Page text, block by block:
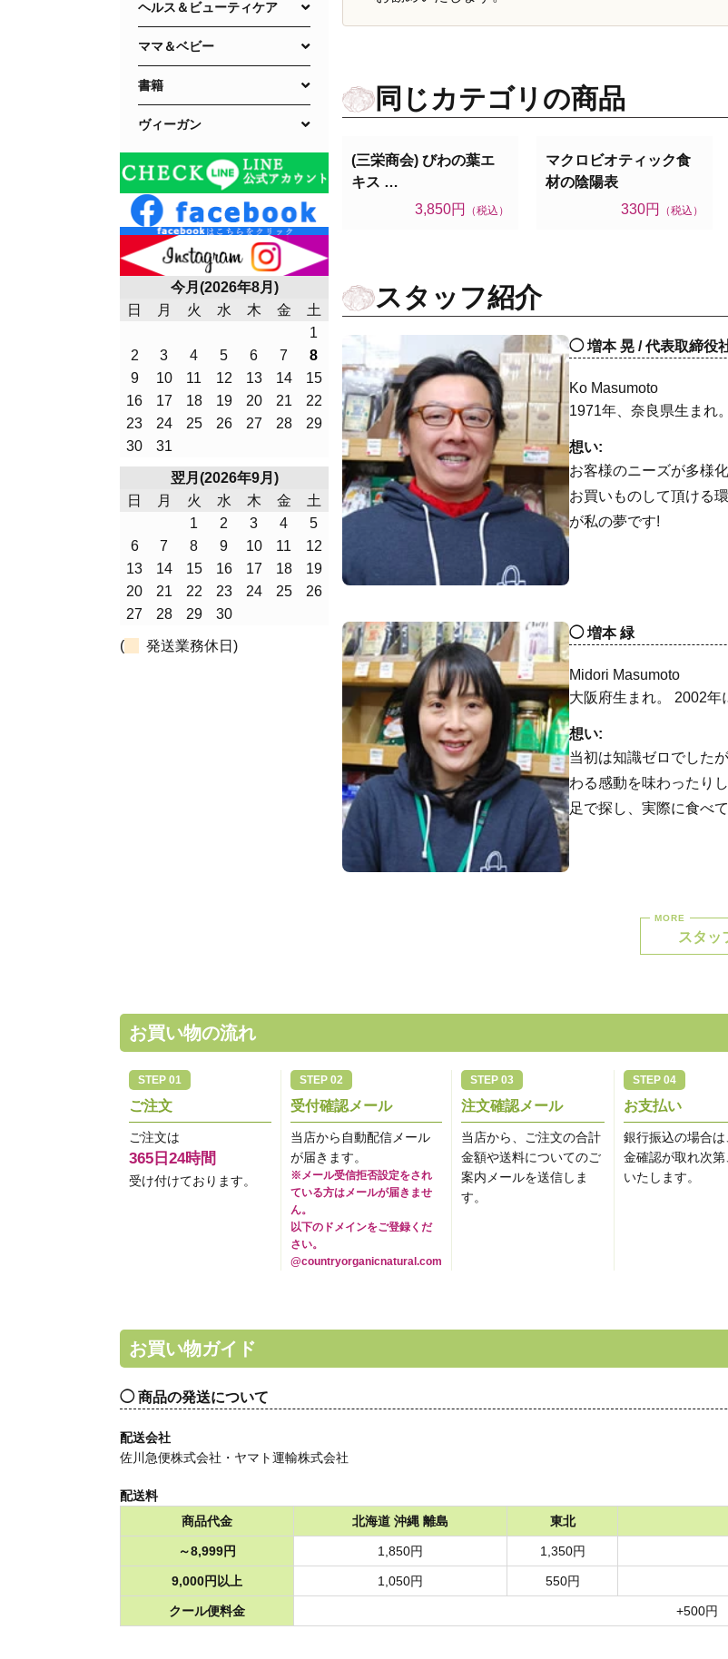
ヘルス＆ビューティケア
ママ＆ベビー
書籍
ヴィーガン
今月(2026年8月)
日
月 火 水 木 金
土
1
2
3 4 5 6 7
8
9
10 11 12 13 14
15
16
17 18 19 20 21
22
23
24 25 26 27 28
29
30
31
翌月(2026年9月)
日
月 火 水 木 金
土
1
2 3 4
5
6
7 8 9 10 11
12
13
14 15 16 17 18
19
20
21 22 23 24 25
26
27
28 29 30
( 発送業務休日)
同じカテゴリの商品
(三栄商会) びわの葉エ
キス …
3,850円
（税込）
マクロビオティック食
材の陰陽表
330円
（税込）
スタッフ紹介
増本 晃 / 代表取締役
Ko Masumoto
1971年、奈良県生まれ。
想い:
お客様のニーズが多様
お買いものして頂ける
が私の夢です!
増本 緑
Midori Masumoto
大阪府生まれ。 2002年
想い:
当初は知識ゼロでした
わる感動を味わったり
足で探し、実際に食べ
スタッ
お買い物の流れ
ご注文
ご注文は
365日24時間
受け付けております。
受付確認メール
当店から自動配信メール
が届きます。
※メール受信拒否設定をされ
ている方はメールが届きませ
ん。
以下のドメインをご登録くだ
さい。
@countryorganicnatural.com
注文確認メール
当店から、ご注文の合計
金額や送料についてのご
案内メールを送信しま
す。
お支払い
銀行振込の場合は
金確認が取れ次第
いたします。
お買い物ガイド
商品の発送について
配送会社
佐川急便株式会社・ヤマト運輸株式会社
配送料
商品代金
北海道 沖縄 離島 東北
～8,999円 1,850円 1,350円
9,000円以上 1,050円 550円
クール便料金
+500円